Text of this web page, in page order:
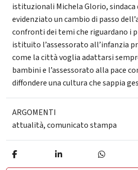
istituzionali Michela Glorio, sindaca
evidenziato un cambio di passo
confronti dei temi che riguardano i
istituito l’assessorato all’infanzia
come la città voglia adattarsi
bambini e l’assessorato alla pace
diffondere una cultura che sappia
ARGOMENTI
attualità,comunicato stampa